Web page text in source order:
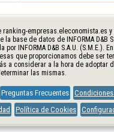
ranking-empresas.eleconomista.es
base de datos de INFORMA D&B
INFORMA D&B S.A.U. (S.M.E.).
que proporcionamos debe ser
a considerar a la hora de adoptar
las mismas.
Preguntas Frecuentes
Política de Cookies